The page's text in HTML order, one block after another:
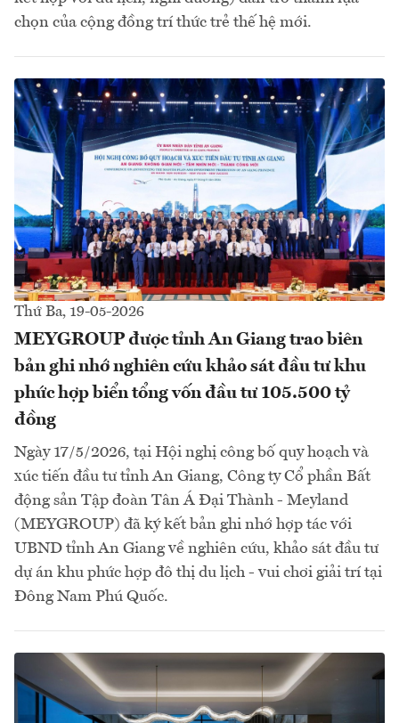
chọn của cộng đồng trí thức trẻ thế hệ mới.
Thứ Ba, 19-05-2026
MEYGROUP được tỉnh An Giang trao biên
bản ghi nhớ nghiên cứu khảo sát đầu tư khu
phức hợp biển tổng vốn đầu tư 105.500 tỷ
đồng
Ngày 17/5/2026, tại Hội nghị công bố quy hoạch và
xúc tiến đầu tư tỉnh An Giang, Công ty Cổ phần Bất
động sản Tập đoàn Tân Á Đại Thành - Meyland
(MEYGROUP) đã ký kết bản ghi nhớ hợp tác với
UBND tỉnh An Giang về nghiên cứu, khảo sát đầu tư
dự án khu phức hợp đô thị du lịch - vui chơi giải trí tại
Đông Nam Phú Quốc.